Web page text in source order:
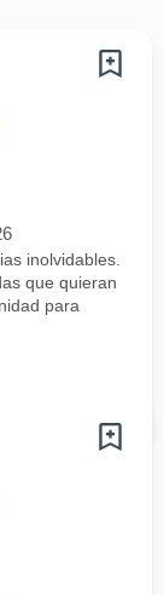
inolvidables.
que quieran
para